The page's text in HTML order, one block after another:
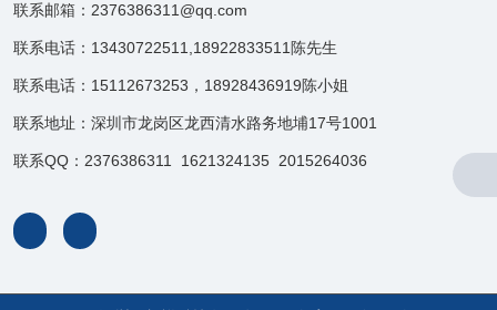
联系邮箱：2376386311@qq.com
联系电话：13430722511,18922833511陈先生
联系电话：15112673253，18928436919陈小姐
联系地址：深圳市龙岗区龙西清水路务地埔17号1001
联系QQ：2376386311 1621324135 2015264036